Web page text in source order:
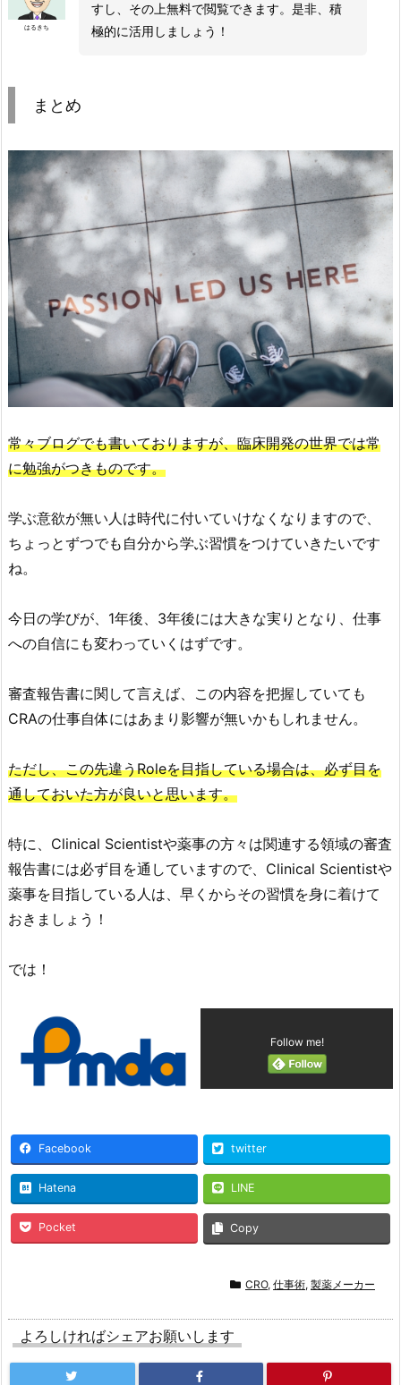
はるきち
すし、その上無料で閲覧できます。是非、積
極的に活用しましょう！
まとめ
常々ブログでも書いておりますが、臨床開発の世界では常
に勉強がつきものです。
学ぶ意欲が無い人は時代に付いていけなくなりますので、
ちょっとずつでも自分から学ぶ習慣をつけていきたいです
ね。
今日の学びが、1年後、3年後には大きな実りとなり、仕事
への自信にも変わっていくはずです。
審査報告書に関して言えば、この内容を把握していても
CRAの仕事自体にはあまり影響が無いかもしれません。
ただし、この先違うRoleを目指している場合は、必ず目を
通しておいた方が良いと思います。
特に、Clinical Scientistや薬事の方々は関連する領域の審査
報告書には必ず目を通していますので、Clinical Scientistや
薬事を目指している人は、早くからその習慣を身に着けて
おきましょう！
では！
Follow me!
Facebook twitter
Hatena LINE
Pocket Copy
CRO, 仕事術, 製薬メーカー
よろしければシェアお願いします